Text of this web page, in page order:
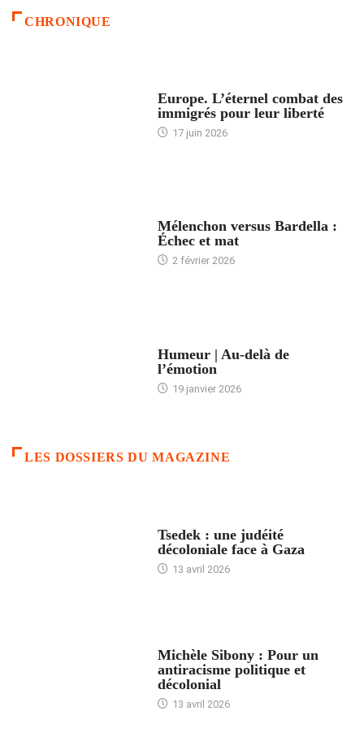
CHRONIQUE
Europe. L’éternel combat des
immigrés pour leur liberté
17 juin 2026
Mélenchon versus Bardella :
Échec et mat
2 février 2026
Humeur | Au-delà de
l’émotion
19 janvier 2026
LES DOSSIERS DU MAGAZINE
Tsedek : une judéité
décoloniale face à Gaza
13 avril 2026
Michèle Sibony : Pour un
antiracisme politique et
décolonial
13 avril 2026